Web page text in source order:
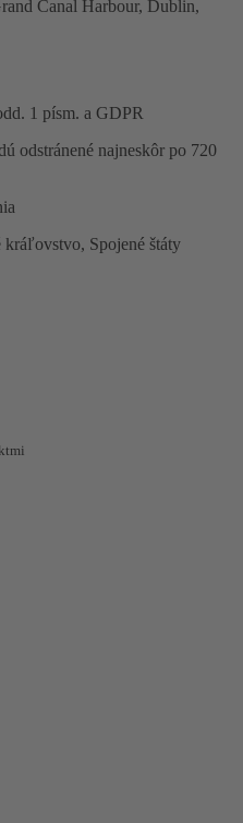
Canal Harbour, Dublin,
1 písm. a GDPR
odstránené najneskôr po 720
kráľovstvo, Spojené štáty